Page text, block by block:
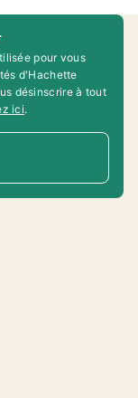
pour vous
d'Hachette
désinscrire à tout
ici.